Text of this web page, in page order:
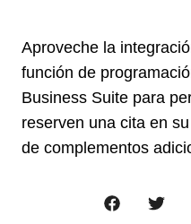
Aproveche la
función de
Business Suite para
reserven una cita en
de complementos